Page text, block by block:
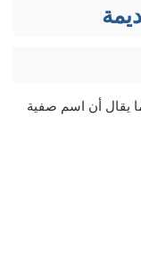
يقال أن اسم صفية